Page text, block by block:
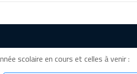
scolaire en cours et celles à venir :